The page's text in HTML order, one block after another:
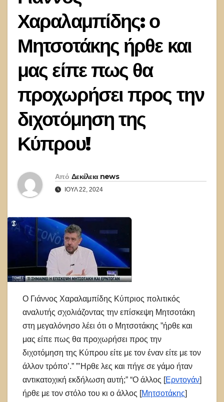
Χαραλαμπίδης: ο
Μητσοτάκης ήρθε και
μας είπε πως θα
προχωρήσει προς την
διχοτόμηση της
Κύπρου!
Από Δεκέλεια news
ΙΟΎΛ 22, 2024
Ο Γιάννος Χαραλαμπίδης Κύπριος πολιτικός
αναλυτής σχολιάζοντας την επίσκεψη Μητσοτάκη
στη μεγαλόνησο λέει ότι ο Μητσοτάκης ”ήρθε και
μας είπε πως θα προχωρήσει προς την
διχοτόμηση της Κύπρου είτε με τον έναν είτε με τον
άλλον τρόπο’.” ”’Ηρθε λες και πήγε σε γάμο ήταν
αντικατοχική εκδήλωση αυτή;” “Ο άλλος [Ερντογάν]
ήρθε με τον στόλο του κι ο άλλος [Μητσοτάκης]